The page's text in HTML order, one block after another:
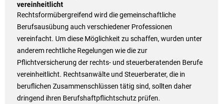
vereinheitlicht
Rechtsformübergreifend wird die gemeinschaftliche
Berufsausübung auch verschiedener Professionen
vereinfacht. Um diese Möglichkeit zu schaffen, wurden unter
anderem rechtliche Regelungen wie die zur
Pflichtversicherung der rechts- und steuerberatenden Berufe
vereinheitlicht. Rechtsanwälte und Steuerberater, die in
beruflichen Zusammenschlüssen tätig sind, sollten daher
dringend ihren Berufshaftpflichtschutz prüfen.